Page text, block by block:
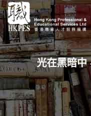
光在黑暗中